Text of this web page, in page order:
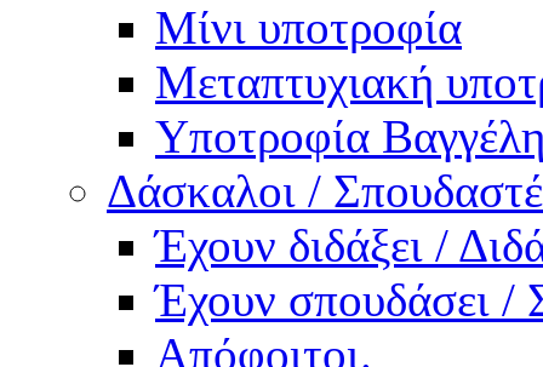
Μίνι υποτροφία
Μεταπτυχιακή
Υποτροφία
Δάσκαλοι /
Έχουν διδάξει /
Έχουν σπουδάσει /
Απόφοιτοι.